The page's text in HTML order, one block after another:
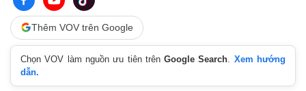
Quan sát
Cuộc sống đó đây
Hồ sơ
Thêm VOV trên Google
Chọn VOV làm nguồn ưu tiên trênGoogle Search
Xem hướng
dẫn.